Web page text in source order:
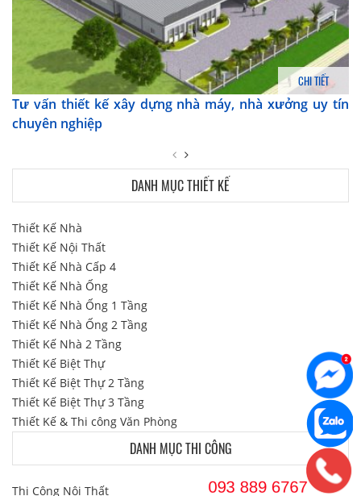
CHI TIẾT
Tư vấn thiết kế xây dựng nhà máy, nhà xưởng uy tín
chuyên nghiệp
DANH MỤC THIẾT KẾ
Thiết Kế Nhà
Thiết Kế Nội Thất
Thiết Kế Nhà Cấp 4
Thiết Kế Nhà Ống
Thiết Kế Nhà Ống 1 Tầng
Thiết Kế Nhà Ống 2 Tầng
Thiết Kế Nhà 2 Tầng
Thiết Kế Biệt Thự
Thiết Kế Biệt Thự 2 Tầng
Thiết Kế Biệt Thự 3 Tầng
Thiết Kế & Thi công Văn Phòng
DANH MỤC THI CÔNG
Thi Công Nội Thất